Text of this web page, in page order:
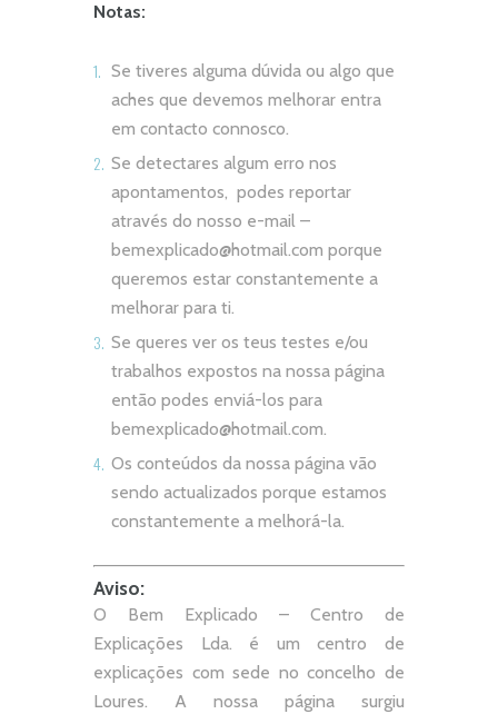
Notas:
Se tiveres alguma dúvida ou algo que
aches que devemos melhorar entra
em contacto connosco.
Se detectares algum erro nos
apontamentos, podes reportar
através do nosso e-mail –
bemexplicado@hotmail.com porque
queremos estar constantemente a
melhorar para ti.
Se queres ver os teus testes e/ou
trabalhos expostos na nossa página
então podes enviá-los para
bemexplicado@hotmail.com.
Os conteúdos da nossa página vão
sendo actualizados porque estamos
constantemente a melhorá-la.
Aviso:
O Bem Explicado – Centro de
Explicações Lda. é um centro de
explicações com sede no concelho de
Loures. A nossa página surgiu